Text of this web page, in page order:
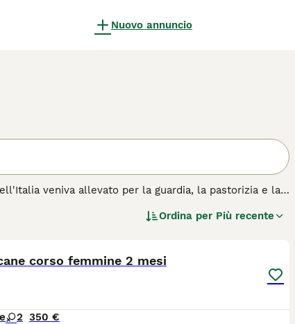
Nuovo annuncio
veniva allevato per la guardia, la pastorizia e la
la casa con un cane corso dovrà mettersi in
di cane.
Ordina per Più recente
corso femmine 2 mesi
2 350 €